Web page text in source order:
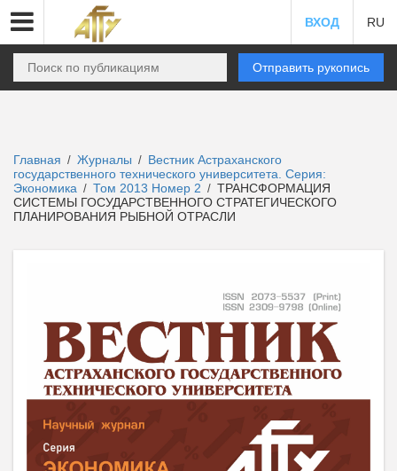
ВХОД RU
Отправить рукопись
Главная / Журналы / Вестник Астраханского
государственного технического университета. Серия:
Экономика / Том 2013 Номер 2 / ТРАНСФОРМАЦИЯ
СИСТЕМЫ ГОСУДАРСТВЕННОГО СТРАТЕГИЧЕСКОГО
ПЛАНИРОВАНИЯ РЫБНОЙ ОТРАСЛИ